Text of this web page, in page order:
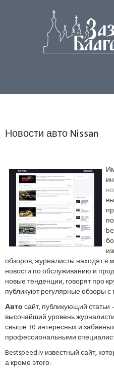
Новости авто Nissan
обзоров, журналисты находят в
новости по обслуживанию и
новые тенденции, говорят про
публикуют регулярные обзоры с
Автосайт, публикующий статьи
высочайший уровень
свыше 30 интересных и
профессиональными
Bestspeed.lv известный сайт,
а кроме этого: